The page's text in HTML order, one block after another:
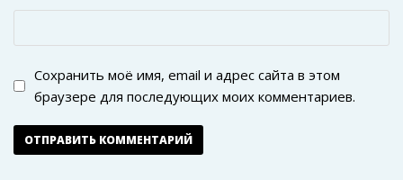
Сохранить моё имя, email и адрес сайта в этом
браузере для последующих моих комментариев.